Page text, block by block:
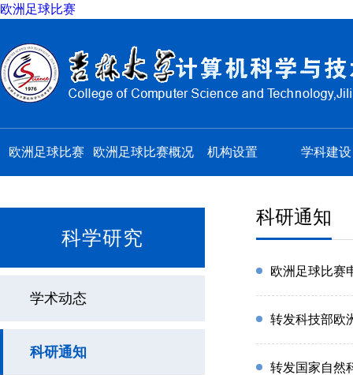
欧洲足球比赛
欧洲足球比赛 欧洲足球比赛概况 机构设置 学科建设
科学研究
学术动态
科研通知
科研通知
欧洲足球比赛
转发科技部欧
转发国家自然